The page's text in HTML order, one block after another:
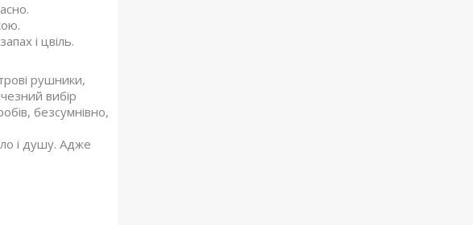
і цвіль.
рушники,
вибір
безсумнівно,
і душу. Адже